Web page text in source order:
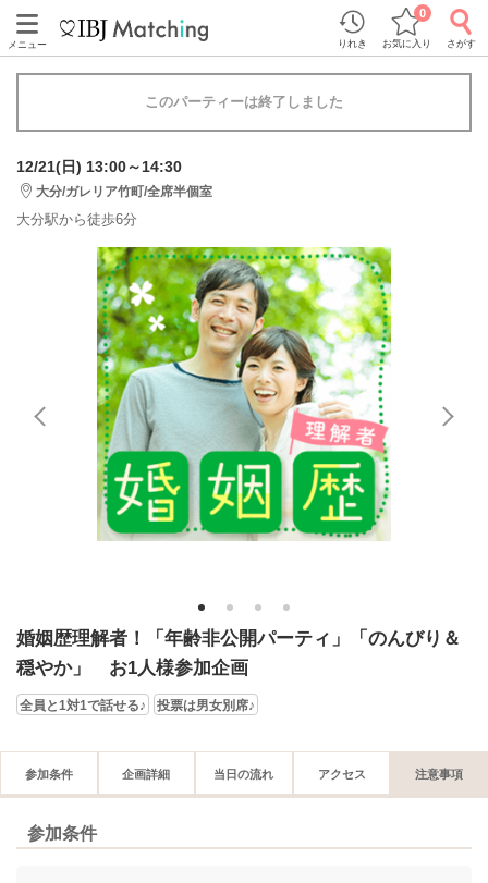
メニュー りれき お気に入り
0
さがす
このパーティーは終了しました
12/21(日) 13:00～14:30
大分/ガレリア竹町/全席半個室
大分駅から徒歩6分
1 2 3 4
婚姻歴理解者！「年齢非公開パーティ」「のんびり＆
穏やか」 お1人様参加企画
全員と1対1で話せる♪ 投票は男女別席♪
参加条件 企画詳細 当日の流れ アクセス 注意事項
参加条件